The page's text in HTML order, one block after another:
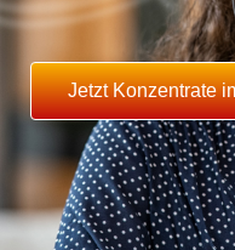
Jetzt Konzentrate